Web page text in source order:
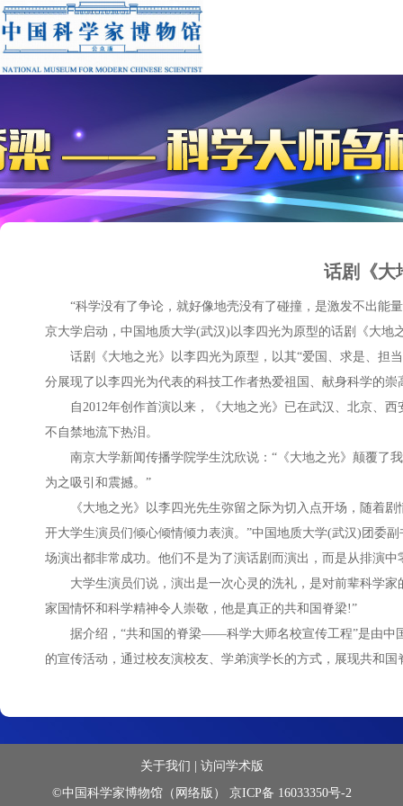
话剧《大
“科学没有了争论，就好像地壳没有了碰撞，是激发不出能
京大学启动，中国地质大学(武汉)以李四光为原型的话剧《大
话剧《大地之光》以李四光为原型，以其“爱国、求是、担
分展现了以李四光为代表的科技工作者热爱祖国、献身科学的崇
自2012年创作首演以来，《大地之光》已在武汉、北京、
不自禁地流下热泪。
南京大学新闻传播学院学生沈欣说：“《大地之光》颠覆了
为之吸引和震撼。”
《大地之光》以李四光先生弥留之际为切入点开场，随着
开大学生演员们倾心倾情倾力表演。”中国地质大学(武汉)团委
场演出都非常成功。他们不是为了演话剧而演出，而是从排演
大学生演员们说，演出是一次心灵的洗礼，是对前辈科学
家国情怀和科学精神令人崇敬，他是真正的共和国脊梁!”
据介绍，“共和国的脊梁——科学大师名校宣传工程”是由中
的宣传活动，通过校友演校友、学弟演学长的方式，展现共和国
关于我们
访问学术版
©中国科学家博物馆（网络版） 京ICP备 16033350号-2